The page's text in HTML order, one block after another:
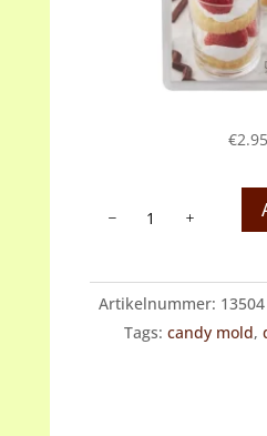
€2.95
Dessert
aantal
Artikelnummer: 13504
Tags: candy mold,